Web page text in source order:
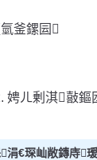
釜鏍囩
娉ㄦ剰淇敼鏂
涓€琛屾敞鏄庤